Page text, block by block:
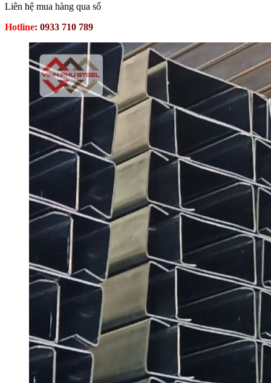
Liên hệ mua hàng qua số
Hotline: 0933 710 789